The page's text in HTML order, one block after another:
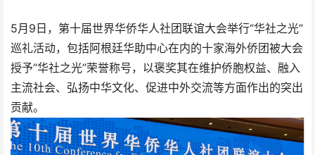
5月9日，第十届世界华侨华人社团联谊大会举行“华社之光”
巡礼活动，包括阿根廷华助中心在内的十家海外侨团被大会
授予“华社之光”荣誉称号，以褒奖其在维护侨胞权益、融入
主流社会、弘扬中华文化、促进中外交流等方面作出的突出
贡献。
阿根廷华助中心被授予“华社之光”
荣誉！